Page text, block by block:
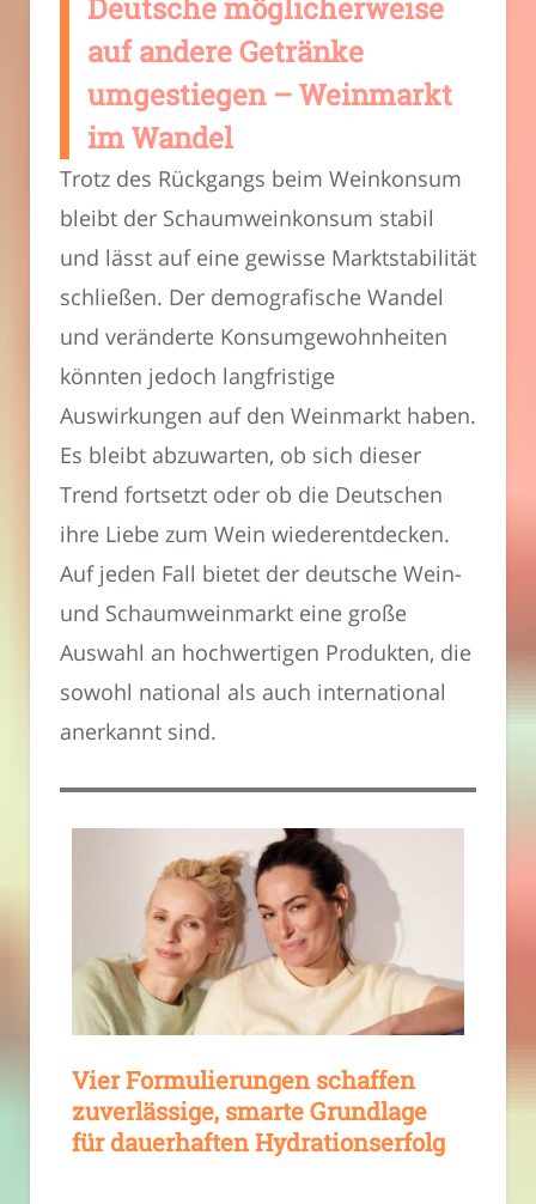
Deutsche möglicherweise
auf andere Getränke
umgestiegen – Weinmarkt
im Wandel
Trotz des Rückgangs beim Weinkonsum
bleibt der Schaumweinkonsum stabil
und lässt auf eine gewisse Marktstabilität
schließen. Der demografische Wandel
und veränderte Konsumgewohnheiten
könnten jedoch langfristige
Auswirkungen auf den Weinmarkt haben.
Es bleibt abzuwarten, ob sich dieser
Trend fortsetzt oder ob die Deutschen
ihre Liebe zum Wein wiederentdecken.
Auf jeden Fall bietet der deutsche Wein-
und Schaumweinmarkt eine große
Auswahl an hochwertigen Produkten, die
sowohl national als auch international
anerkannt sind.
Vier Formulierungen schaffen
zuverlässige, smarte Grundlage
für dauerhaften Hydrationserfolg